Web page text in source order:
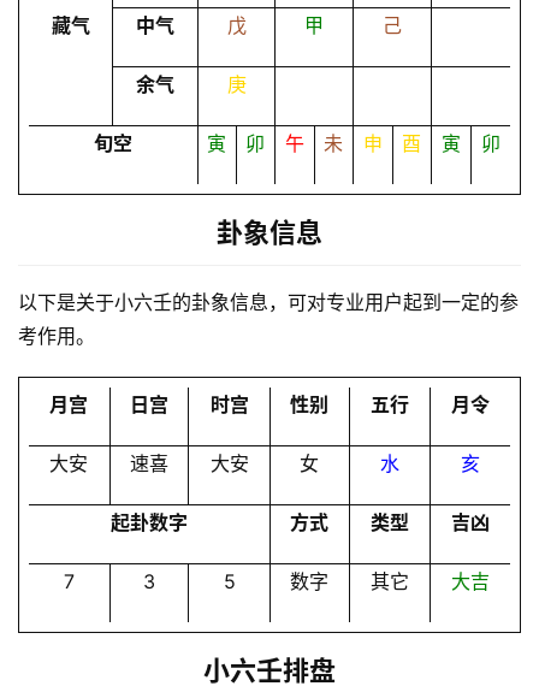
I
服
会
藏气 中气 戊 甲 己
余气 庚
旬空 寅 卯 午 未 申 酉 寅 卯
卦象信息
以下是关于小六壬的卦象信息，可对专业用户起到一定的参
考作用。
月宫 日宫 时宫 性别 五行 月令
大安 速喜 大安 女 水 亥
起卦数字 方式 类型 吉凶
7 3 5 数字 其它 大吉
小六壬排盘